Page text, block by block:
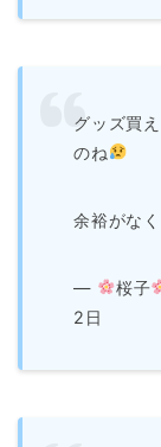
グッズ買
のね
余裕がな
— 桜子
2日